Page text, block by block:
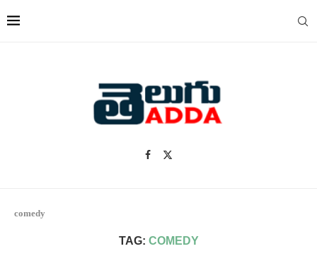
comedy
TAG: COMEDY